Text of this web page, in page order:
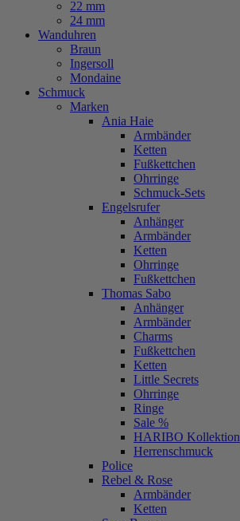
22 mm
24 mm
Wanduhren
Braun
Ingersoll
Mondaine
Schmuck
Marken
Ania Haie
Armbänder
Ketten
Fußkettchen
Ohrringe
Schmuck-Sets
Engelsrufer
Anhänger
Armbänder
Ketten
Ohrringe
Fußkettchen
Thomas Sabo
Anhänger
Armbänder
Charms
Fußkettchen
Ketten
Little Secrets
Ohrringe
Ringe
Sale %
HARIBO Kollektion
Herrenschmuck
Police
Rebel & Rose
Armbänder
Ketten